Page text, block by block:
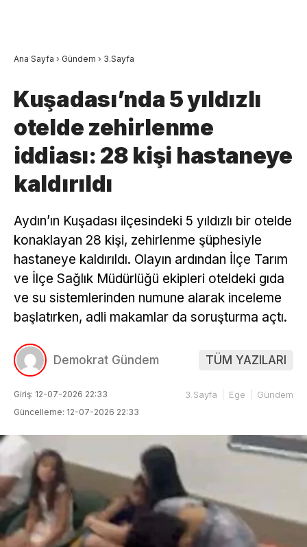
Ana Sayfa › Gündem › 3.Sayfa
Kuşadası’nda 5 yıldızlı
otelde zehirlenme
iddiası: 28 kişi hastaneye
kaldırıldı
Aydın’ın Kuşadası ilçesindeki 5 yıldızlı bir otelde
konaklayan 28 kişi, zehirlenme şüphesiyle
hastaneye kaldırıldı. Olayın ardından İlçe Tarım
ve İlçe Sağlık Müdürlüğü ekipleri oteldeki gıda
ve su sistemlerinden numune alarak inceleme
başlatırken, adli makamlar da soruşturma açtı.
Demokrat Gündem TÜM YAZILARI
Giriş: 12-07-2026 22:33
Güncelleme: 12-07-2026 22:33
3.Sayfa Ege Gündem